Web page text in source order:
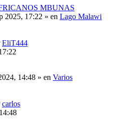
MBUNAS
2025, 17:22 » en Lago Malawi
EliT444
14:48 » en Varios
carlos